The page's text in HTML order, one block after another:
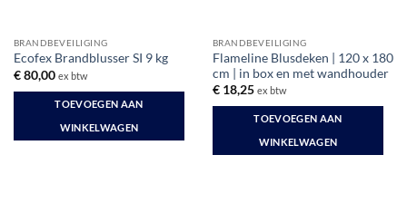
BRANDBEVEILIGING
Ecofex Brandblusser SI 9 kg
€80,00 ex btw
TOEVOEGEN AAN
WINKELWAGEN
BRANDBEVEILIGING
Flameline Blusdeken | 120 x 180
cm | in box en met wandhouder
€18,25 ex btw
TOEVOEGEN AAN
WINKELWAGEN